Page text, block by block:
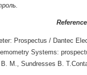
Prospectus / Dantec
Systems:
M., Sundresses B.